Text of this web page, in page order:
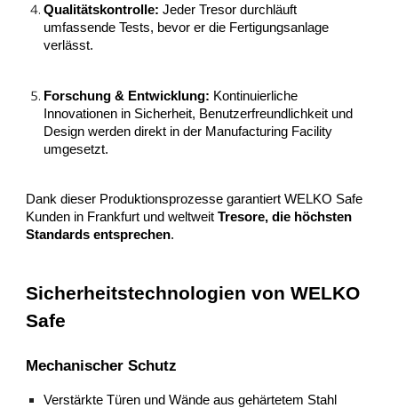
Qualitätskontrolle: Jeder Tresor durchläuft
umfassende Tests, bevor er die Fertigungsanlage
verlässt.
Forschung & Entwicklung: Kontinuierliche
Innovationen in Sicherheit, Benutzerfreundlichkeit und
Design werden direkt in der Manufacturing Facility
umgesetzt.
Dank dieser Produktionsprozesse garantiert WELKO Safe
Kunden in Frankfurt und weltweitTresore, die höchsten
Standards entsprechen.
Sicherheitstechnologien von WELKO
Safe
Mechanischer Schutz
Verstärkte Türen und Wände aus gehärtetem Stahl